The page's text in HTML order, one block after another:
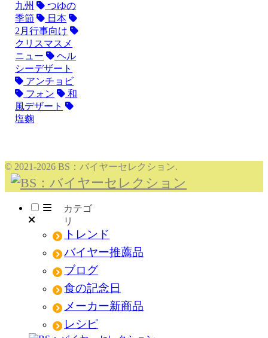
九州
つゆの
季節
日本
2月行事向け
クリスマスメ
ニュー
ヘル
シーデザート
アンチョビ
フォン
和
風デザート
塩麴
© 2021-2026 BS：バイヤーセレクション.
メニュー
トレンド
バイヤー推薦品
ブログ
食の記念日
メーカー新商品
レシピ